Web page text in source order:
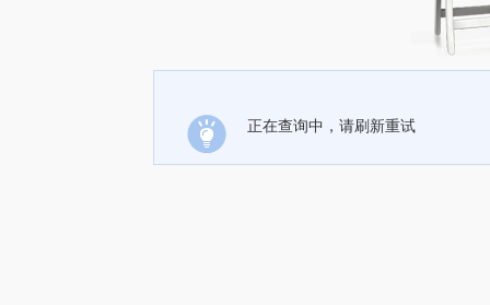
正在查询中，请刷新重试